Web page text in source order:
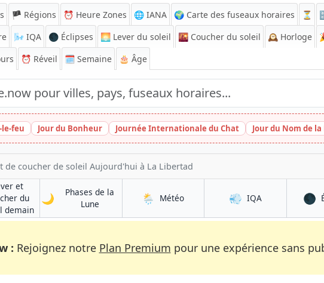
🏴 Régions ⏰ Heure Zones 🌐 IANA 🌍 Carte des fuseaux horaires ⏳
🌬️ IQA 🌑 Éclipses 🌅 Lever du soleil 🌇 Coucher du soleil 🕰️ Horloge
⏰ Réveil 🗓️ Semaine 🎂 Âge
le-feu Jour du Bonheur Journée Internationale du Chat Jour du Nom de la
de coucher de soleil Aujourd'hui à La Libertad
et
du
demainà La Libertad
🌙
Phases de la
Luneà La Libertad🌦️ Météoà La Libertad💨 IQAà La Libertad
🌑
: Rejoignez notre Plan Premium pour une expérience sans